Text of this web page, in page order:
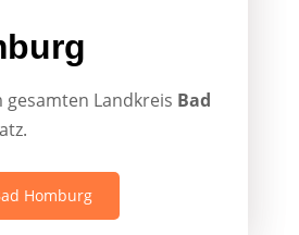
gesamten Landkreis Bad
Homburg